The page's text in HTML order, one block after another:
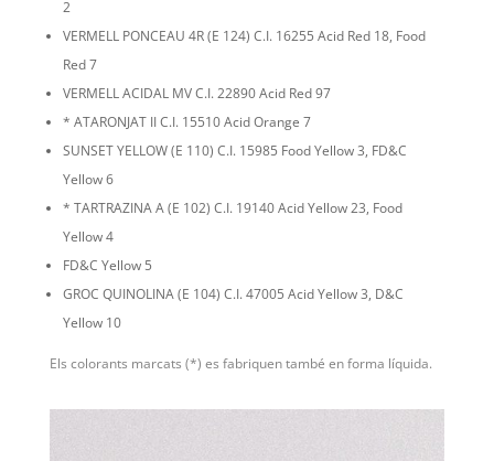
2
VERMELL PONCEAU 4R (E 124) C.I. 16255 Acid Red 18, Food
Red 7
VERMELL ACIDAL MV C.I. 22890 Acid Red 97
* ATARONJAT II C.I. 15510 Acid Orange 7
SUNSET YELLOW (E 110) C.I. 15985 Food Yellow 3, FD&C
Yellow 6
* TARTRAZINA A (E 102) C.I. 19140 Acid Yellow 23, Food
Yellow 4
FD&C Yellow 5
GROC QUINOLINA (E 104) C.I. 47005 Acid Yellow 3, D&C
Yellow 10
Els colorants marcats (*) es fabriquen també en forma líquida.